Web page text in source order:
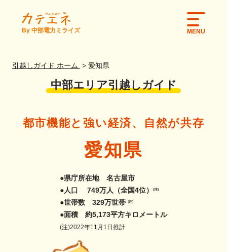
By 中部電力ミライズ MENU
引越しガイド ホーム 愛知県
中部エリア引越しガイド
都市機能と 強い経済、自然が共存
愛知県
●県庁所在地 名古屋市
●人口 749万人（全国4位）
(注)
●世帯数 329万世帯 (注)
●面積 約5,173平方キロメートル
(注)2022年11月1日推計